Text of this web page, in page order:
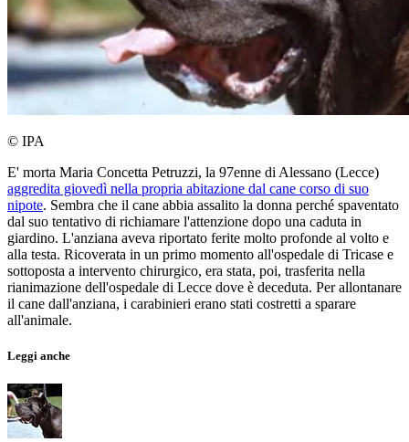
© IPA
E' morta Maria Concetta Petruzzi, la 97enne di Alessano (Lecce)
aggredita giovedì nella propria abitazione dal cane corso di suo
nipote. Sembra che il cane abbia assalito la donna perché spaventato
dal suo tentativo di richiamare l'attenzione dopo una caduta in
giardino. L'anziana aveva riportato ferite molto profonde al volto e
alla testa. Ricoverata in un primo momento all'ospedale di Tricase e
sottoposta a intervento chirurgico, era stata, poi, trasferita nella
rianimazione dell'ospedale di Lecce dove è deceduta. Per allontanare
il cane dall'anziana, i carabinieri erano stati costretti a sparare
all'animale.
Leggi anche